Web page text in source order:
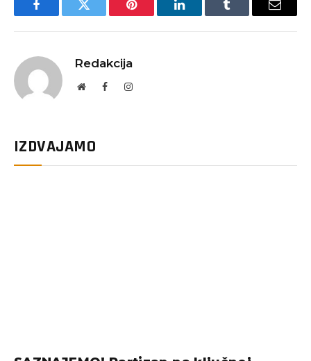
FacebookTwitter Pinterest LinkedInTumblr Email
Redakcija
WebsiteFacebookInstagram
IZDVAJAMO